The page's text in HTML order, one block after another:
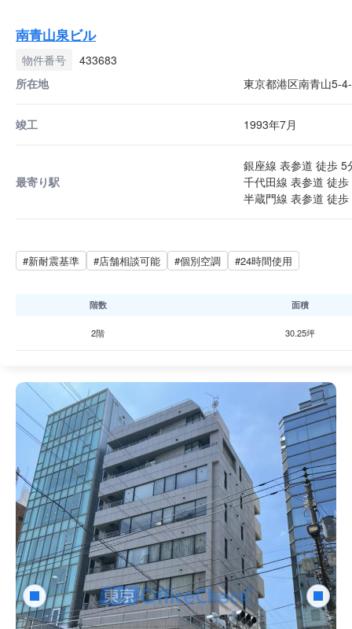
南青山泉ビル
物件番号
433683
所在地
東京都港区南青山5-
竣工 1993年7月
最寄り駅
銀座線 表参道 徒歩 5
千代田線 表参道 徒歩
半蔵門線 表参道 徒歩
#新耐震基準 #店舗相談可能 #個別空調 #24時間使用
階数 面積
2階 30.25坪